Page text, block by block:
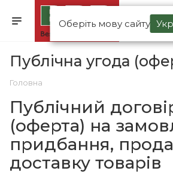
Оберіть мову сайту Укр
Публічна угода
Головна
Публічний
(оферта) на
придбання,
доставку товарів